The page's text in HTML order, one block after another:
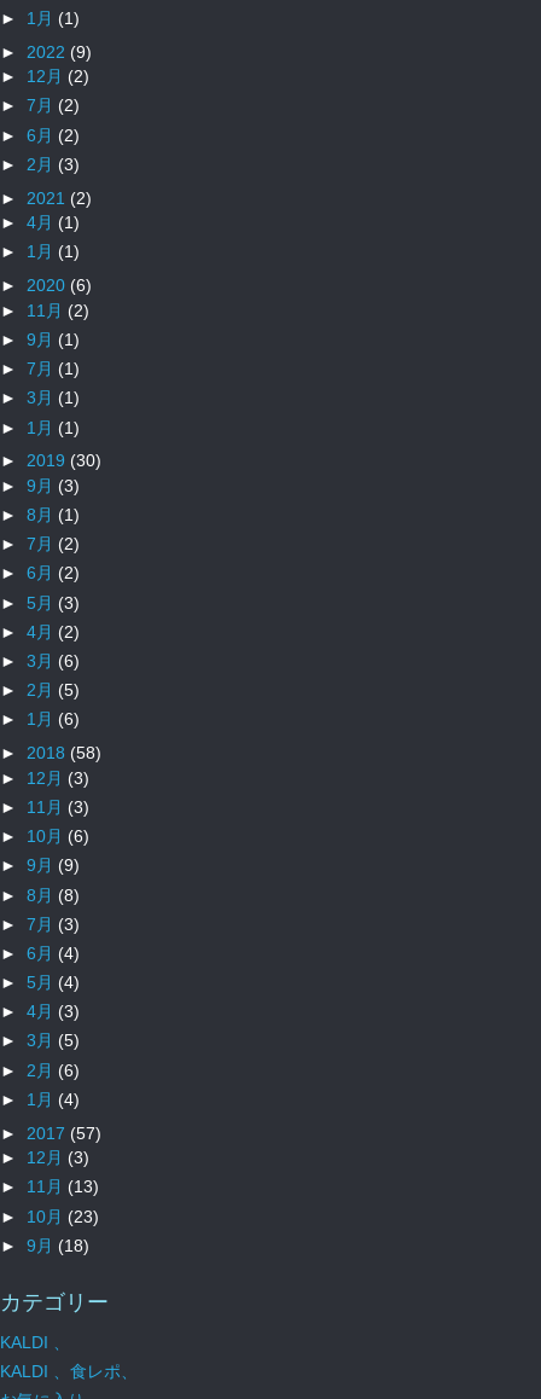
► 1月 (1)
► 2022 (9)
► 12月 (2)
► 7月 (2)
► 6月 (2)
► 2月 (3)
► 2021 (2)
► 4月 (1)
► 1月 (1)
► 2020 (6)
► 11月 (2)
► 9月 (1)
► 7月 (1)
► 3月 (1)
► 1月 (1)
► 2019 (30)
► 9月 (3)
► 8月 (1)
► 7月 (2)
► 6月 (2)
► 5月 (3)
► 4月 (2)
► 3月 (6)
► 2月 (5)
► 1月 (6)
► 2018 (58)
► 12月 (3)
► 11月 (3)
► 10月 (6)
► 9月 (9)
► 8月 (8)
► 7月 (3)
► 6月 (4)
► 5月 (4)
► 4月 (3)
► 3月 (5)
► 2月 (6)
► 1月 (4)
► 2017 (57)
► 12月 (3)
► 11月 (13)
► 10月 (23)
► 9月 (18)
カテゴリー
KALDI 、
KALDI 、食レポ、